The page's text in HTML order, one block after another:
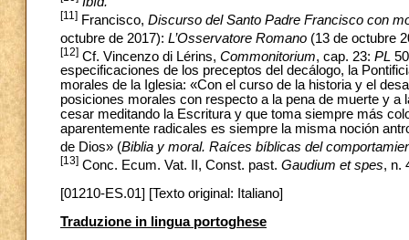
[11] Francisco, Discurso del Santo Padre Francisco con
octubre de 2017): L’Osservatore Romano (13 de octubre
[12] Cf. Vincenzo di Lérins, Commonitorium, cap. 23: PL
especificaciones de los preceptos del decálogo, la
morales de la Iglesia: «Con el curso de la historia y el
posiciones morales con respecto a la pena de muerte y
cesar meditando la Escritura y que toma siempre más
aparentemente radicales es siempre la misma noción
de Dios» (Biblia y moral. Raíces bíblicas del
[13] Conc. Ecum. Vat. II, Const. past. Gaudium et spes, n.
[01210-ES.01] [Texto original: Italiano]
Traduzione in lingua portoghese